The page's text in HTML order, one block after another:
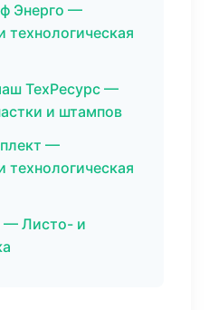
Энерго —
технологическая
ТехРесурс —
и штампов
—
технологическая
— Листо- и